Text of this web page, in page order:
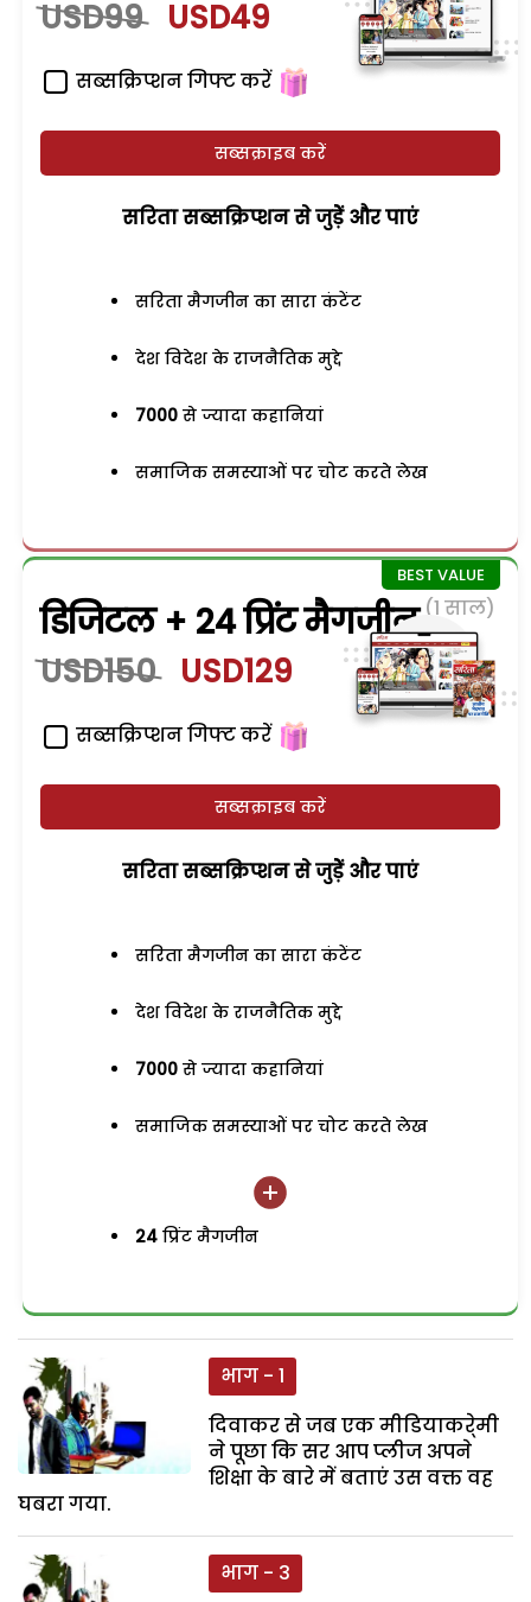
USD99 USD49
सब्सक्रिप्शन गिफ्ट करें
सब्सक्राइब करें
सरिता सब्सक्रिप्शन से जुड़ेें और पाएं
सरिता मैगजीन का सारा कंटेंट
देश विदेश के राजनैतिक मुद्दे
7000 से ज्यादा कहानियां
समाजिक समस्याओं पर चोट करते लेख
डिजिटल + 24 प्रिंट मैगजीन (1 साल)
USD150 USD129
सब्सक्रिप्शन गिफ्ट करें
सब्सक्राइब करें
सरिता सब्सक्रिप्शन से जुड़ेें और पाएं
सरिता मैगजीन का सारा कंटेंट
देश विदेश के राजनैतिक मुद्दे
7000 से ज्यादा कहानियां
समाजिक समस्याओं पर चोट करते लेख
24 प्रिंट मैगजीन
भाग - 1
दिवाकर से जब एक मीडियाकरे्मी
ने पूछा कि सर आप प्लीज अपने
शिक्षा के बारे में बताएं उस वक्त वह
घबरा गया.
भाग - 3